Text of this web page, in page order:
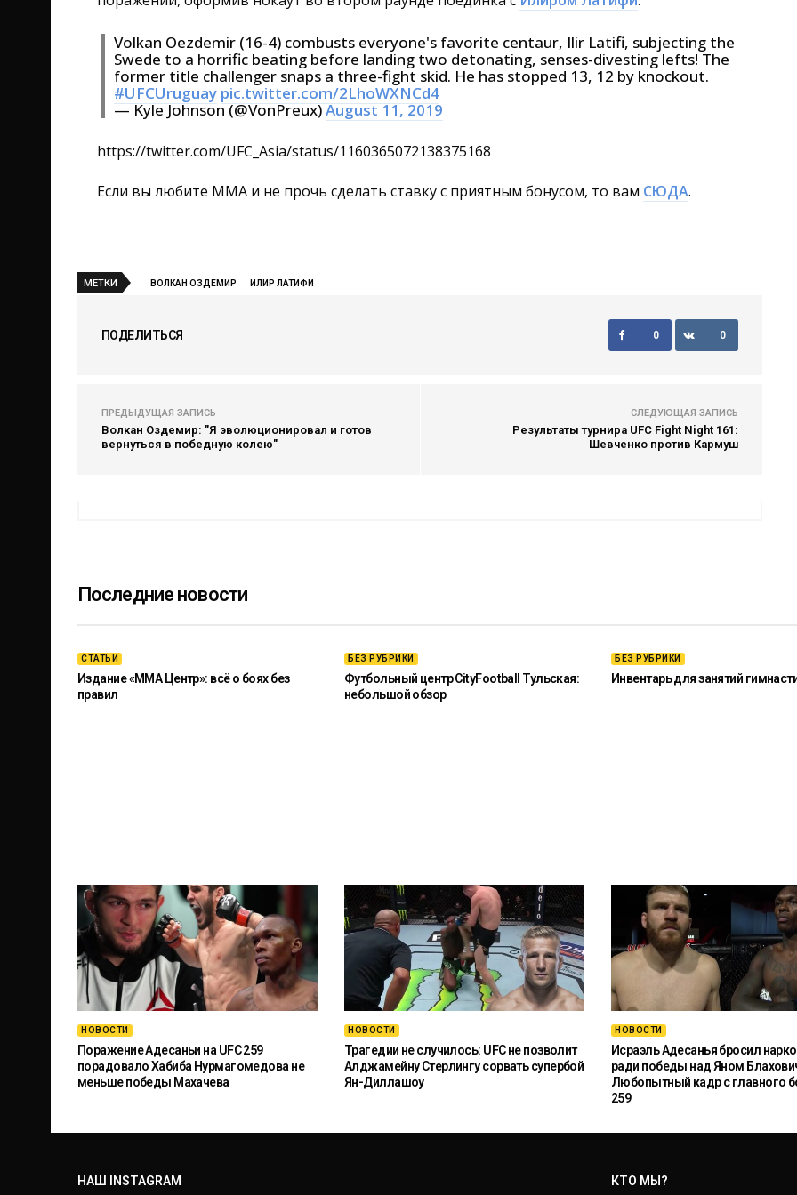
Volkan Oezdemir (16-4) combusts everyone's favorite centaur, Ilir Latifi, subjecting the
Swede to a horrific beating before landing two detonating, senses-divesting lefts! The
former title challenger snaps a three-fight skid. He has stopped 13, 12 by knockout.
#UFCUruguay pic.twitter.com/2LhoWXNCd4
— Kyle Johnson (@VonPreux)August 11, 2019
https://twitter.com/UFC_Asia/status/1160365072138375168
Если вы любите ММА и не прочь сделать ставку с приятным бонусом, то вам СЮДА.
МЕТКИ ВОЛКАН ОЗДЕМИР ИЛИР ЛАТИФИ
ПОДЕЛИТЬСЯ 0 0
ПРЕДЫДУЩАЯ ЗАПИСЬ
Волкан Оздемир: "Я эволюционировал и готов
вернуться в победную колею"
СЛЕДУЮЩАЯ ЗАПИСЬ
Результаты турнира UFC Fight Night 161:
Шевченко против Кармуш
Последние новости
СТАТЬИ
Издание «ММА Центр»: всё о боях без
правил
БЕЗ РУБРИКИ
Футбольный центр CityFootball Тульская:
небольшой обзор
БЕЗ РУБРИКИ
Инвентарь для занятий
НОВОСТИ
Поражение Адесаньи на UFC 259
порадовало Хабиба Нурмагомедова не
меньше победы Махачева
НОВОСТИ
Трагедии не случилось: UFC не позволит
Алджамейну Стерлингу сорвать супербой
Ян-Диллашоу
НОВОСТИ
Исраэль Адесанья бросил
ради победы над Яном
Любопытный кадр с главного
259
НАШ INSTAGRAM КТО МЫ?